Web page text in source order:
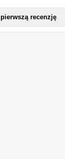
recenzję
NOWA KSIĄŻKA